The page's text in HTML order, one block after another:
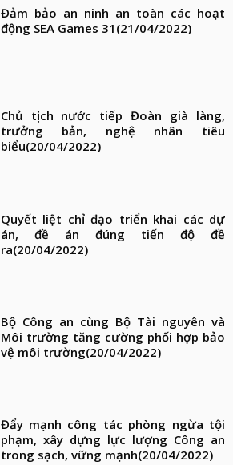
Đảm bảo an ninh an toàn các hoạt
động SEA Games 31 (21/04/2022)
Chủ tịch nước tiếp Đoàn già làng,
trưởng bản, nghệ nhân tiêu
biểu(20/04/2022)
Quyết liệt chỉ đạo triển khai các dự
án, đề án đúng tiến độ đề
ra(20/04/2022)
Bộ Công an cùng Bộ Tài nguyên và
Môi trường tăng cường phối hợp bảo
vệ môi trường(20/04/2022)
Đẩy mạnh công tác phòng ngừa tội
phạm, xây dựng lực lượng Công an
trong sạch, vững mạnh(20/04/2022)